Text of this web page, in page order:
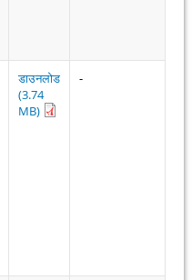
डाउनलोड
(3.74
MB)
-